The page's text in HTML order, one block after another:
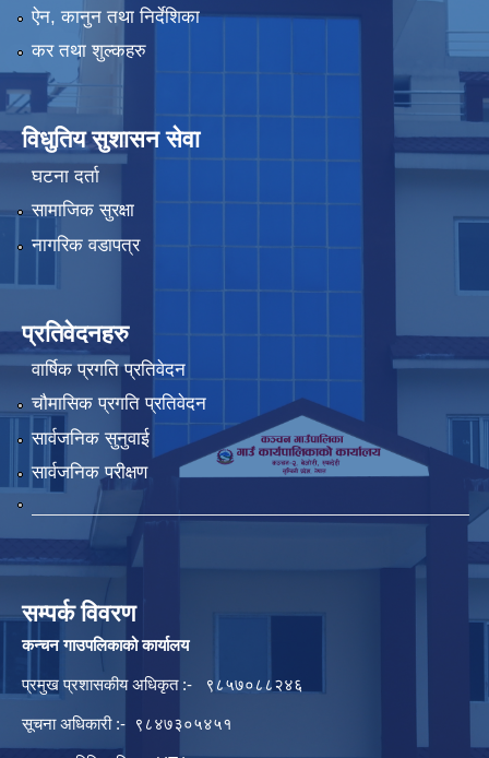
ऐन, कानुन तथा निर्देशिका
कर तथा शुल्कहरु
विधुतिय सुशासन सेवा
घटना दर्ता
सामाजिक सुरक्षा
नागरिक वडापत्र
प्रतिवेदनहरु
वार्षिक प्रगति प्रतिवेदन
चौमासिक प्रगति प्रतिवेदन
सार्वजनिक सुनुवाई
सार्वजनिक परीक्षण
सम्पर्क विवरण
कन्चन गाउपलिकाको कार्यालय
प्रमुख प्रशासकीय अधिकृत :- ९८५७०८८२४६
सूचना अधिकारी :- ९८४७३०५४५१